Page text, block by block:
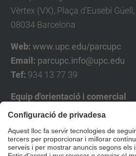
Vèrtex (VX), Plaça d'Eusebi
08034 Barcelona
Web: www.upc.edu/parcupc
Email: parcupc.info@upc.edu
Tef: 934 13 77 39
Equip d'orientació i comercial
José Luís Grande
Tel. 93 4137194
jose.luis.grande@upc.edu